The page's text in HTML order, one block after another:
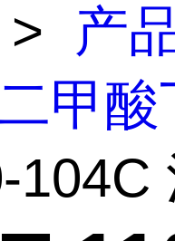
> 产
甲
104C